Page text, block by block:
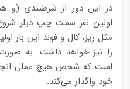
در این دور از شرطبندی (و
اولین نفر سمت چپ دیلر
مثل ریز، کال و فولد این بار
را نیز خواهد داشت. به
است که شخص هیچ عملی
خود واگذار می‌کند.